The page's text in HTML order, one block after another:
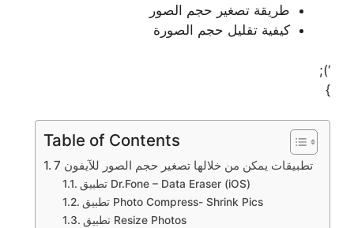
طريقة تصغير حجم الصور
كيفية تقليل حجم الصورة
‘);
}
Table of Contents
7 تطبيقات يمكن من خلالها تصغير حجم الصور للآيفون
تطبيق Dr.Fone – Data Eraser (iOS)
تطبيق Photo Compress- Shrink Pics
تطبيق Resize Photos